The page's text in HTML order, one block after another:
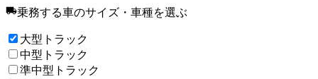
乗務する車のサイズ・車種を選ぶ
大型トラック
中型トラック
準中型トラック